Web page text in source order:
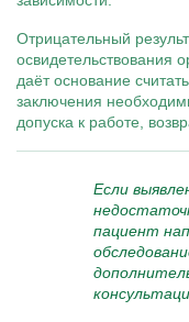
Отрицательный
освидетельствования
даёт основание
заключения
допуска к работе,
Если
пациент